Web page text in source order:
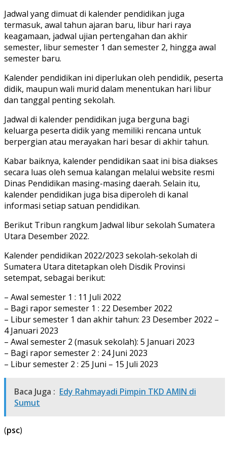
Jadwal yang dimuat di kalender pendidikan juga
termasuk, awal tahun ajaran baru, libur hari raya
keagamaan, jadwal ujian pertengahan dan akhir
semester, libur semester 1 dan semester 2, hingga awal
semester baru.
Kalender pendidikan ini diperlukan oleh pendidik, peserta
didik, maupun wali murid dalam menentukan hari libur
dan tanggal penting sekolah.
Jadwal di kalender pendidikan juga berguna bagi
keluarga peserta didik yang memiliki rencana untuk
berpergian atau merayakan hari besar di akhir tahun.
Kabar baiknya, kalender pendidikan saat ini bisa diakses
secara luas oleh semua kalangan melalui website resmi
Dinas Pendidikan masing-masing daerah. Selain itu,
kalender pendidikan juga bisa diperoleh di kanal
informasi setiap satuan pendidikan.
Berikut Tribun rangkum Jadwal libur sekolah Sumatera
Utara Desember 2022.
Kalender pendidikan 2022/2023 sekolah-sekolah di
Sumatera Utara ditetapkan oleh Disdik Provinsi
setempat, sebagai berikut:
– Awal semester 1 : 11 Juli 2022
– Bagi rapor semester 1 : 22 Desember 2022
– Libur semester 1 dan akhir tahun: 23 Desember 2022 –
4 Januari 2023
– Awal semester 2 (masuk sekolah): 5 Januari 2023
– Bagi rapor semester 2 : 24 Juni 2023
– Libur semester 2 : 25 Juni – 15 Juli 2023
Baca Juga : Edy Rahmayadi Pimpin TKD AMIN di
Sumut
(psc)